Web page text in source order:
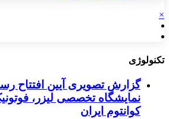
×
تکنولوژی
گزارش تصویری آیین افتتاح
نمایشگاه تخصصی لیزر،
کوانتوم ایران